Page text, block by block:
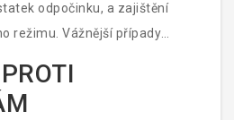
odpočinku, a zajištění
režimu. Vážnější případy
a podpůrnou léčbu v